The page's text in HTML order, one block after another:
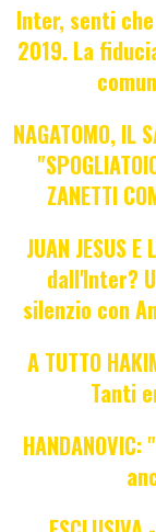
Inter, senti
2019. La
NAGATOMO, IL
ZANETTI
JUAN JESUS
dall'Inter?
silenzio con
A TUTTO
Tanti